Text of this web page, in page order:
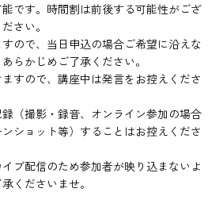
です。時間割は前後する可能性がござ
さい。
ので、当日申込の場合ご希望に沿えな
らかじめご了承ください。
すので、講座中は発言をお控えくださ
（撮影・録音、オンライン参加の場合
ショット等）することはお控えくださ
ブ配信のため参加者が映り込まないよ
くださいませ。